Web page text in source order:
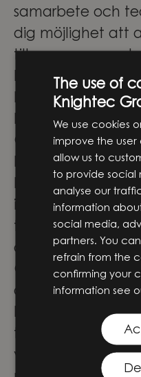
samarbete och
dig möjlighet att
tillsammans med
kompetenta
branschen.
En spännande
Group
Knightec Group
Europas ledande
inom produkt-
tjänsteutveckling
det?
Genom att förena
digital expertis
hjälper vi våra
teknik till verkliga
värde. Vi arbetar i
The use of
Knightec
We use cookies
improve the
allow us to
to provide social
analyse our
information
social media,
partners. You
refrain from the
confirming your
information see